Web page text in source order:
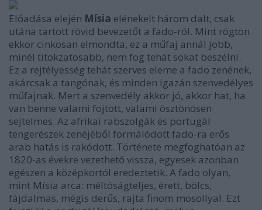
Előadása elején Mísia elénekelt három dalt, csak
utána tartott rövid bevezetőt a fado-ról. Mint rögtön
ekkor cinkosan elmondta, ez a műfaj annál jobb,
minél titokzatosabb, nem fog tehát sokat beszélni.
Ez a rejtélyesség tehát szerves eleme a fado zenének,
akárcsak a tangónak, és minden igazán szenvedélyes
műfajnak. Mert a szenvedély akkor jó, akkor hat, ha
van benne valami fojtott, valami ösztönösen
sejtelmes. Az afrikai rabszolgák és portugál
tengerészek zenéjéből formálódott fado-ra erős
arab hatás is rakódott. Története megfoghatóan az
1820-as évekre vezethető vissza, egyesek azonban
egészen a középkortól eredeztetik. A fado olyan,
mint Mísia arca: méltóságteljes, érett, bölcs,
fájdalmas, mégis derűs, rajta finom mosollyal. Ezt